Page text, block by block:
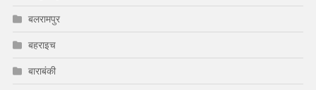
बलरामपुर
बहराइच
बाराबंकी